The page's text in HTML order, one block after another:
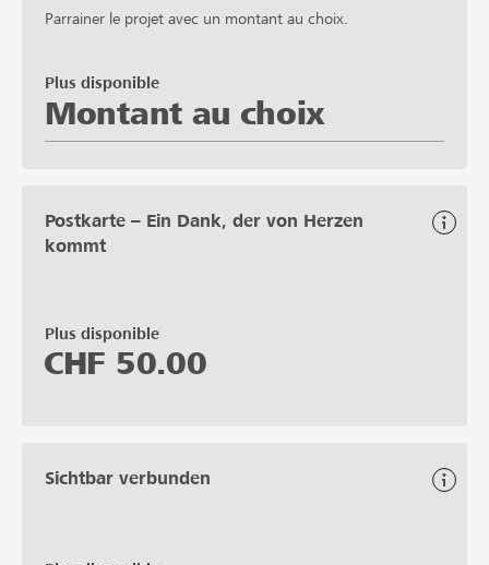
Parrainer le projet avec un montant au choix.
Montant au choix
Plus disponible
Postkarte – Ein Dank, der von Herzen
kommt
Plus disponible
CHF 50.00
Sichtbar verbunden